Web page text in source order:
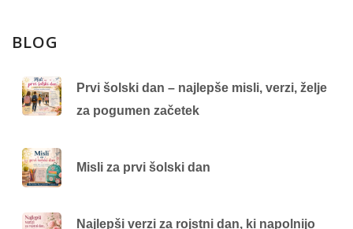
BLOG
Prvi šolski dan – najlepše misli, verzi, želje
za pogumen začetek
Misli za prvi šolski dan
Najlepši verzi za rojstni dan, ki napolnijo